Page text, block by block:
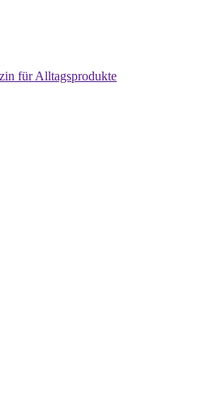
für Alltagsprodukte